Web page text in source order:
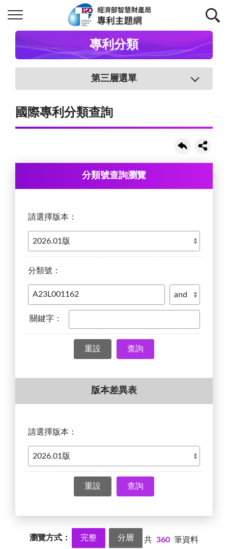
專利分類
第三層選單
國際專利分類查詢
分類號查詢瀏覽
請選擇版本：
分類號：
關鍵字：
查詢
版本差異表
請選擇版本：
查詢
瀏覽方式： 完整 分層 共 360 筆資料